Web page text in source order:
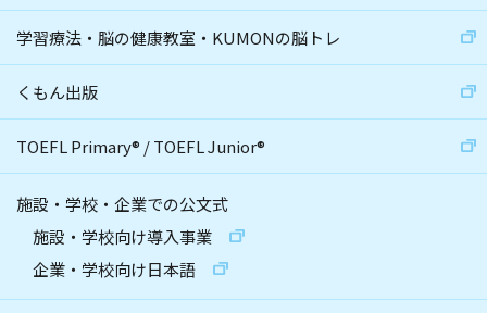
学習療法・脳の健康教室・KUMONの脳トレ
くもん出版
TOEFL Primary® /TOEFL Junior®
施設・学校・企業での公文式
施設・学校向け導入事業
企業・学校向け日本語